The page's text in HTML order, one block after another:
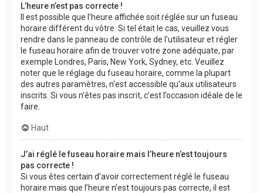
L’heure n’est pas correcte !
Il est possible que l’heure affichée soit réglée sur un fuseau
horaire différent du vôtre. Si tel était le cas, veuillez vous
rendre dans le panneau de contrôle de l’utilisateur et régler
le fuseau horaire afin de trouver votre zone adéquate, par
exemple Londres, Paris, New York, Sydney, etc. Veuillez
noter que le réglage du fuseau horaire, comme la plupart
des autres paramètres, n’est accessible qu’aux utilisateurs
inscrits. Si vous n’êtes pas inscrit, c’est l’occasion idéale de le
faire.
Haut
J’ai réglé le fuseau horaire mais l’heure n’est toujours
pas correcte !
Si vous êtes certain d’avoir correctement réglé le fuseau
horaire mais que l’heure n’est toujours pas correcte, il est